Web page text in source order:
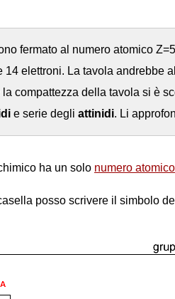
fermato al numero atomico
14 elettroni. La tavola andrebbe
la compattezza della tavola si è
e serie degli attinidi. Li
ha un solo numero atomico
posso scrivere il simbolo